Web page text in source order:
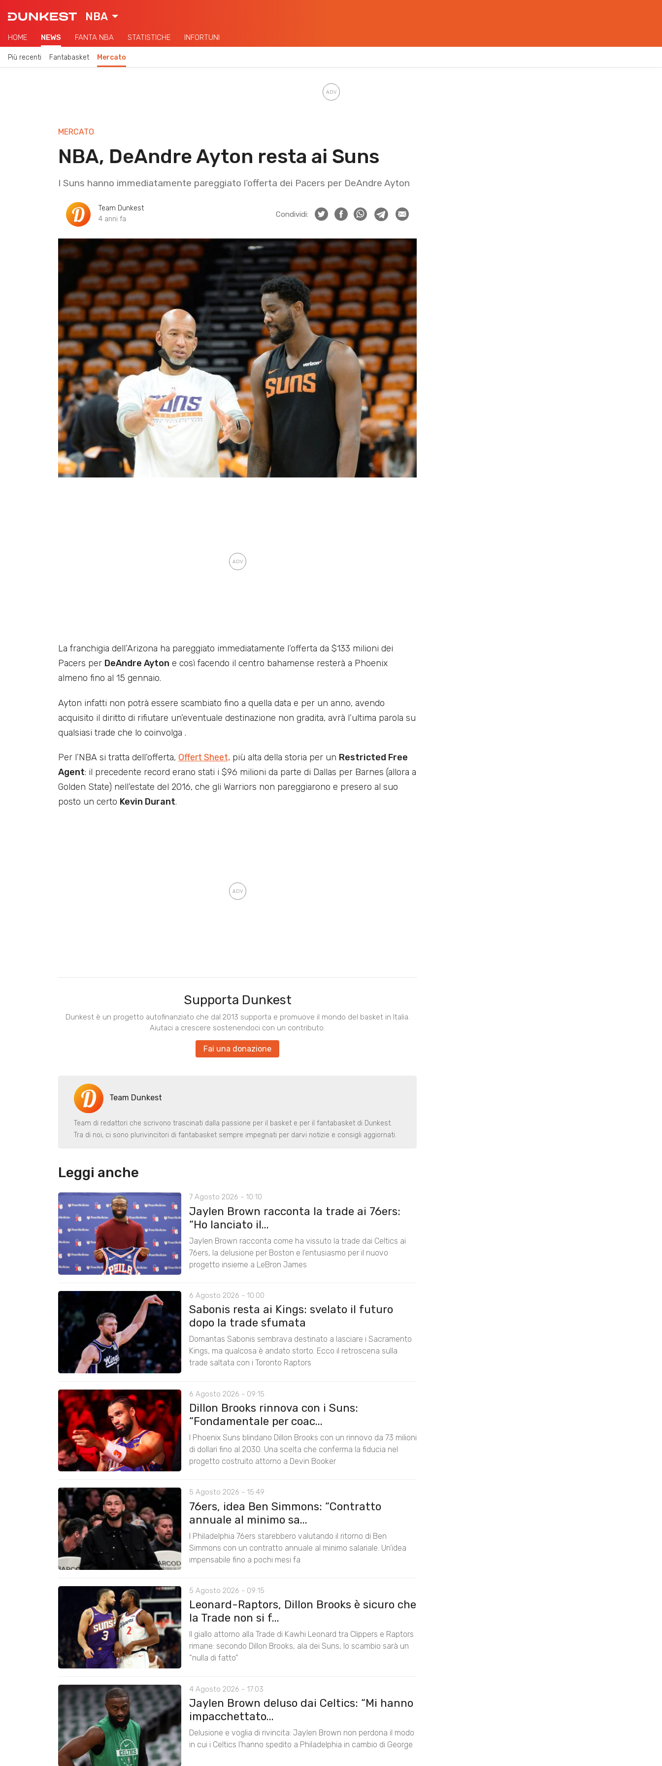
NBA
HOME NEWS FANTA NBA STATISTICHE INFORTUNI
Più recenti Fantabasket Mercato
MERCATO
NBA, DeAndre Ayton resta ai Suns
I Suns hanno immediatamente pareggiato l’offerta dei Pacers per DeAndre Ayton
Team Dunkest
4 anni fa
Condividi:
La franchigia dell’Arizona ha pareggiato immediatamente l’offerta da $133 milioni dei
Pacers per DeAndre Ayton e così facendo il centro bahamense resterà a Phoenix
almeno fino al 15 gennaio.
Ayton infatti non potrà essere scambiato fino a quella data e per un anno, avendo
acquisito il diritto di rifiutare un’eventuale destinazione non gradita, avrà l’ultima parola su
qualsiasi trade che lo coinvolga .
Per l’NBA si tratta dell’offerta, Offert Sheet, più alta della storia per un Restricted Free
Agent: il precedente record erano stati i $96 milioni da parte di Dallas per Barnes (allora a
Golden State) nell’estate del 2016, che gli Warriors non pareggiarono e presero al suo
posto un certo Kevin Durant.
Supporta Dunkest
Dunkest è un progetto autofinanziato che dal 2013 supporta e promuove il mondo del basket in Italia.
Aiutaci a crescere sostenendoci con un contributo.
Fai una donazione
Team Dunkest
Team di redattori che scrivono trascinati dalla passione per il basket e per il fantabasket di Dunkest.
Tra di noi, ci sono plurivincitori di fantabasket sempre impegnati per darvi notizie e consigli aggiornati.
Leggi anche
7 Agosto 2026 - 10:10
Jaylen Brown racconta la trade ai 76ers:
“Ho lanciato il...
Jaylen Brown racconta come ha vissuto la trade dai Celtics ai
76ers, la delusione per Boston e l’entusiasmo per il nuovo
progetto insieme a LeBron James
6 Agosto 2026 - 10:00
Sabonis resta ai Kings: svelato il futuro
dopo la trade sfumata
Domantas Sabonis sembrava destinato a lasciare i Sacramento
Kings, ma qualcosa è andato storto. Ecco il retroscena sulla
trade saltata con i Toronto Raptors
6 Agosto 2026 - 09:15
Dillon Brooks rinnova con i Suns:
“Fondamentale per coac...
I Phoenix Suns blindano Dillon Brooks con un rinnovo da 73 milioni
di dollari fino al 2030. Una scelta che conferma la fiducia nel
progetto costruito attorno a Devin Booker
5 Agosto 2026 - 15:49
76ers, idea Ben Simmons: “Contratto
annuale al minimo sa...
I Philadelphia 76ers starebbero valutando il ritorno di Ben
Simmons con un contratto annuale al minimo salariale. Un’idea
impensabile fino a pochi mesi fa
5 Agosto 2026 - 09:15
Leonard-Raptors, Dillon Brooks è sicuro che
la Trade non si f...
Il giallo attorno alla Trade di Kawhi Leonard tra Clippers e Raptors
rimane: secondo Dillon Brooks, ala dei Suns, lo scambio sarà un
“nulla di fatto”
4 Agosto 2026 - 17:03
Jaylen Brown deluso dai Celtics: “Mi hanno
impacchettato...
Delusione e voglia di rivincita: Jaylen Brown non perdona il modo
in cui i Celtics l’hanno spedito a Philadelphia in cambio di George